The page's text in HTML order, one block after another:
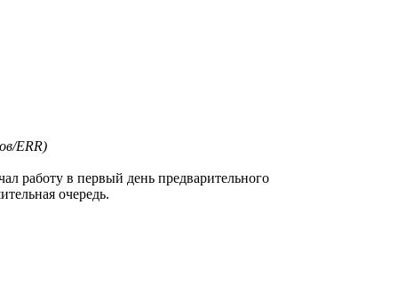
ERR)
работу в первый день предварительного
очередь.